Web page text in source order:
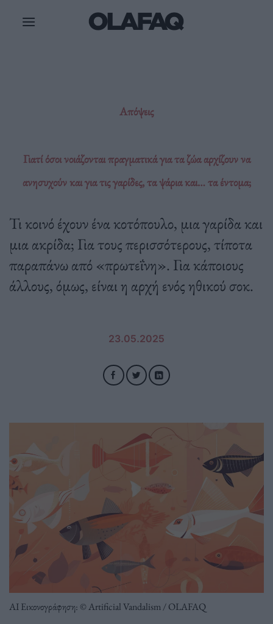
Απόψεις
Γιατί όσοι νοιάζονται πραγματικά για τα ζώα αρχίζουν να
ανησυχούν και για τις γαρίδες, τα ψάρια και… τα έντομα;
Τι κοινό έχουν ένα κοτόπουλο, μια γαρίδα και
μια ακρίδα; Για τους περισσότερους, τίποτα
παραπάνω από «πρωτεΐνη». Για κάποιους
άλλους, όμως, είναι η αρχή ενός ηθικού σοκ.
23.05.2025
ΑΙ Εικονογράφηση: © Artificial Vandalism / OLAFAQ